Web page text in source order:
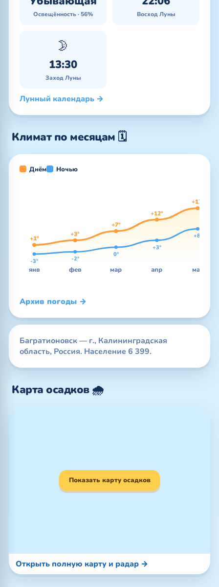
Освещённость · 56% Восход Луны
🌛
13:30
Заход Луны
Лунный календарь →
Климат по месяцам 🗓️
Днём Ночью
янв
+1°
-3°
фев
+3°
-2°
мар
+7°
0°
апр
+12°
+3°
май
+17°
+8°
Архив погоды →
Багратионовск — г., Калининградская
область, Россия. Население 6 399.
Карта осадков 🌧️
Показать карту осадков
Открыть полную карту и радар →